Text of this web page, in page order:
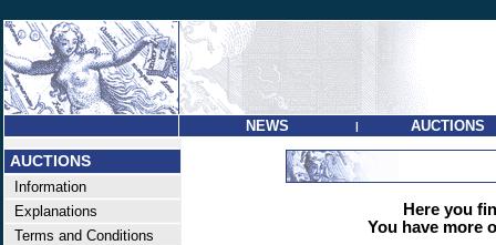
NEWS | AUCTIONS
AUCTIONS
Information
Explanations
Terms and Conditions
Here you
You have more